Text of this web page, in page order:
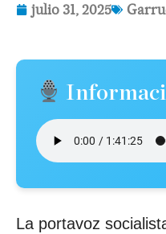
julio 31, 2025
La portavoz